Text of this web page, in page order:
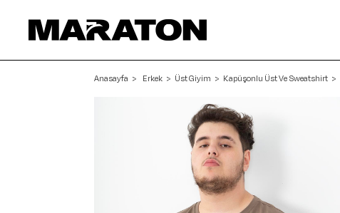
Anasayfa Erkek Üst Giyim Kapüşonlu Üst Ve Sweatshirt